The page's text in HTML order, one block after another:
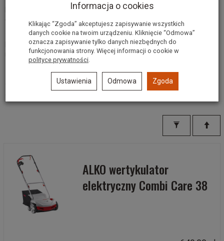
Dobór odpowiedniego urządzenia zależy przede wszystkim od
wielkości i charakteru Twojego trawnika. Do niewielkich ogrodów
sprawdzą się lekkie i ciche modele elektryczne. Jeśli natomiast
pielęgnujesz większe połacie zieleni, warto postawić na
mocniejsze jednostki spalinowe.
Zadbaj o zdrowie swojego trawnika już dziś. Sprawdź naszą
ofertę i wybierz wertykulator, który sprosta każdemu wyzwaniu
ALKO wertykulator
elektryczny Combi Care 38
Informacja o cookies
Klikając “Zgoda” akceptujesz zapisywanie wszystkich
danych cookie na twoim urządzeniu. Kliknięcie “Odmowa”
oznacza zapisywanie tylko danych niezbędnych do
funkcjonowania strony. Więcej informacji o cookie w
polityce prywatności.
Ustawienia Odmowa Zgoda